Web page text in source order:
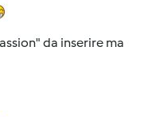
da inserire ma